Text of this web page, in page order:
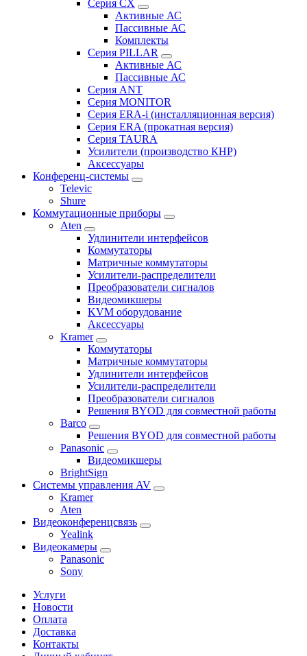
Серия CX
Активные АС
Пассивные АС
Комплекты
Серия PILLAR
Активные АС
Пассивные АС
Серия ANT
Серия MONITOR
Серия ERA-i (инсталляционная версия)
Серия ERA (прокатная версия)
Серия TAURA
Усилители (производство КНР)
Аксессуары
Конференц-системы
Televic
Shure
Коммутационные приборы
Aten
Удлинители интерфейсов
Коммутаторы
Матричные коммутаторы
Усилители-распределители
Преобразователи сигналов
Видеомикшеры
KVM оборудование
Аксессуары
Kramer
Коммутаторы
Матричные коммутаторы
Удлинители интерфейсов
Усилители-распределители
Преобразователи сигналов
Решения BYOD для совместной работы
Barco
Решения BYOD для совместной работы
Panasonic
Видеомикшеры
BrightSign
Системы управления AV
Kramer
Aten
Видеоконференцсвязь
Yealink
Видеокамеры
Panasonic
Sony
Услуги
Новости
Оплата
Доставка
Контакты